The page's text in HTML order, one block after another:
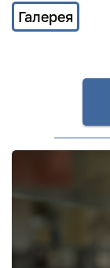
Галерея